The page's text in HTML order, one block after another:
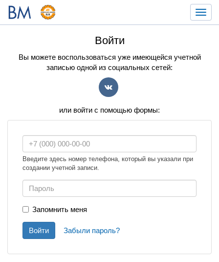
Войти
Вы можете воспользоваться уже имеющейся учетной
записью одной из социальных сетей:
или войти с помощью формы:
Введите здесь номер телефона, который вы указали при
создании учетной записи.
Запомнить меня
Войти Забыли пароль?